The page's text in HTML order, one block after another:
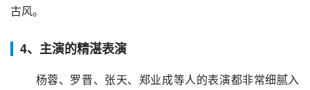
古风。
4、主演的精湛表演